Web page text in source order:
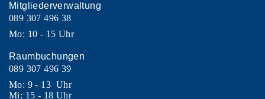
Mitgliederverwaltung
089 307 496 38
Mo: 10 - 15 Uhr
Raumbuchungen
089 307 496 39
Mo: 9 - 13 Uhr
Mi: 15 - 18 Uhr